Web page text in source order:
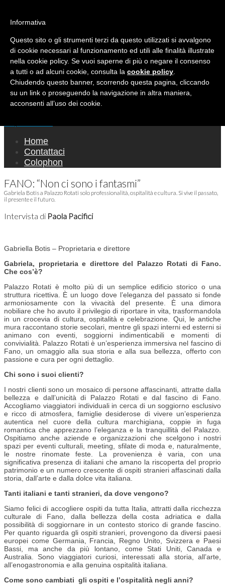
Mondo Italiano nel Mondo
LE INTERVISTE SONO AGLI ITALIANI CHE
RICOPRONO RUOLI ISTITUZIONALI, A
QUELLI CHE RAPPRESENTANO LA SOCIETÀ E
A CHI È UN "COMUNE CITTADINO" ...
PER TUTTO QUESTO SIAMO "ORGOGLIOSI
DI ESSERE ITALIANI"
Home
Contattaci
Colophon
FANO: “Non ci sono i fantasmi”
Gabriela Botis a Palazzo Rotati solo professionalità, ospitalità e cultura. Si vive il passato,
il presente e il futuro.
Intervista di Paola Pacifici
Gabriella Botis – Proprietaria e direttore
Gabriela, proprietaria e direttore del Palazzo Rotati di Fano.
Che cos’è?
Palazzo Rotati è molto più di un semplice edificio storico o una
struttura ricettiva. È un luogo dove l’eleganza del passato si fonde
armoniosamente con la vivacità del presente. È una dimora
nobiliare che ho avuto il privilegio di riportare in vita, trasformandola
in un crocevia di cultura, ospitalità e celebrazione. Qui, le antiche
mura raccontano storie secolari, mentre gli spazi interni ed esterni si
animano con eventi, soggiorni indimenticabili e momenti di
convivialità. Palazzo Rotati è un’esperienza immersiva nel fascino di
Fano, un omaggio alla sua storia e alla sua bellezza, offerto con
passione e cura per ogni dettaglio.
Chi sono i suoi clienti?
I nostri clienti sono un mosaico di persone affascinanti, attratte dalla
bellezza e dall’unicità di Palazzo Rotati e dal fascino di Fano.
Accogliamo viaggiatori individuali in cerca di un soggiorno esclusivo
e ricco di atmosfera, famiglie desiderose di vivere un’esperienza
autentica nel cuore della cultura marchigiana, coppie in fuga
romantica che apprezzano l’eleganza e la tranquillità del Palazzo.
Ospitiamo anche aziende e organizzazioni che scelgono i nostri
spazi per eventi culturali, meeting, sfilate di moda e, naturalmente,
le nostre rinomate feste. La provenienza è varia, con una
significativa presenza di italiani che amano la riscoperta del proprio
patrimonio e un numero crescente di ospiti stranieri affascinati dalla
storia, dall’arte e dalla dolce vita italiana.
Tanti italiani e tanti stranieri, da dove vengono?
Siamo felici di accogliere ospiti da tutta Italia, attratti dalla ricchezza
culturale di Fano, dalla bellezza della costa adriatica e dalla
possibilità di soggiornare in un contesto storico di grande fascino.
Per quanto riguarda gli ospiti stranieri, provengono da diversi paesi
europei come Germania, Francia, Regno Unito, Svizzera e Paesi
Bassi, ma anche da più lontano, come Stati Uniti, Canada e
Australia. Sono viaggiatori curiosi, interessati alla storia, all’arte,
all’enogastronomia e alla genuina ospitalità italiana.
Come sono cambiati gli ospiti e l’ospitalità negli anni?
Informativa
Questo sito o gli strumenti terzi da questo utilizzati si avvalgono
di cookie necessari al funzionamento ed utili alle finalità illustrate
nella cookie policy. Se vuoi saperne di più o negare il consenso
a tutti o ad alcuni cookie, consulta la cookie policy
Chiudendo questo banner, scorrendo questa pagina, cliccando
su un link o proseguendo la navigazione in altra maniera,
acconsenti all’uso dei cookie.